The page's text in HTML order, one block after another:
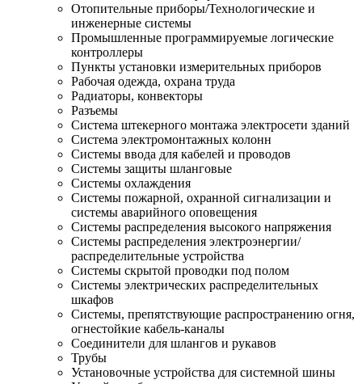
Отопительные приборы/Технологические и
инженерные системы
Промышленные программируемые логические
контроллеры
Пункты установки измерительных приборов
Рабочая одежда, охрана труда
Радиаторы, конвекторы
Разъемы
Система штекерного монтажа электросети зданий
Система электромонтажных колонн
Системы ввода для кабелей и проводов
Системы защиты шланговые
Системы охлаждения
Системы пожарной, охранной сигнализации и
системы аварийного оповещения
Системы распределения высокого напряжения
Системы распределения электроэнергии/
распределительные устройства
Системы скрытой проводки под полом
Системы электрических распределительных
шкафов
Системы, препятствующие распространению огня,
огнестойкие кабель-каналы
Соединители для шлангов и рукавов
Трубы
Установочные устройства для системной шины